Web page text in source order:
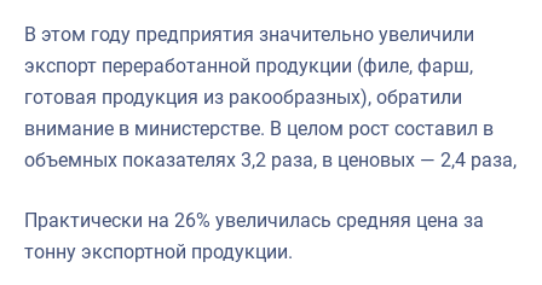
В этом году предприятия значительно увеличили
экспорт переработанной продукции (филе, фарш,
готовая продукция из ракообразных), обратили
внимание в министерстве. В целом рост составил в
объемных показателях 3,2 раза, в ценовых — 2,4 раза,
Практически на 26% увеличилась средняя цена за
тонну экспортной продукции.